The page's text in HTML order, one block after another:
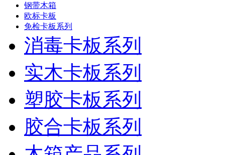
钢带木箱
欧标卡板
免检卡板系列
消毒卡板系列
实木卡板系列
塑胶卡板系列
胶合卡板系列